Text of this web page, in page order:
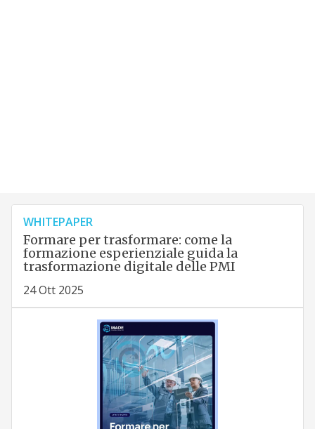
WHITEPAPER
Formare per trasformare: come la
formazione esperienziale guida la
trasformazione digitale delle PMI
24 Ott 2025